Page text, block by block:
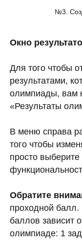
№3.
Окно
Для того чтобы
результатами,
олимпиады, вам
«Результаты
В меню справа
того чтобы
просто
Обратите
проходной балл.
баллов зависит
олимпиаде: 1